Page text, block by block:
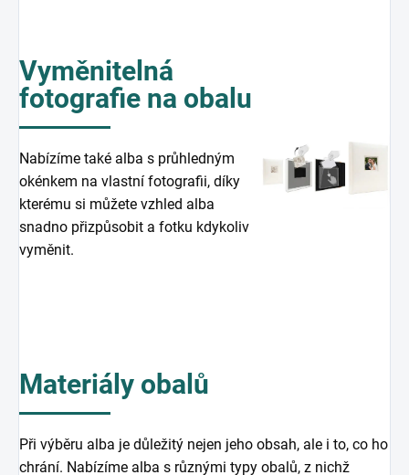
Vyměnitelná
fotografie na obalu
Nabízíme také alba s průhledným
okénkem na vlastní fotografii, díky
kterému si můžete vzhled alba
snadno přizpůsobit a fotku kdykoliv
vyměnit.
Materiály obalů
Při výběru alba je důležitý nejen jeho obsah, ale i to, co ho
chrání. Nabízíme alba s různými typy obalů, z nichž